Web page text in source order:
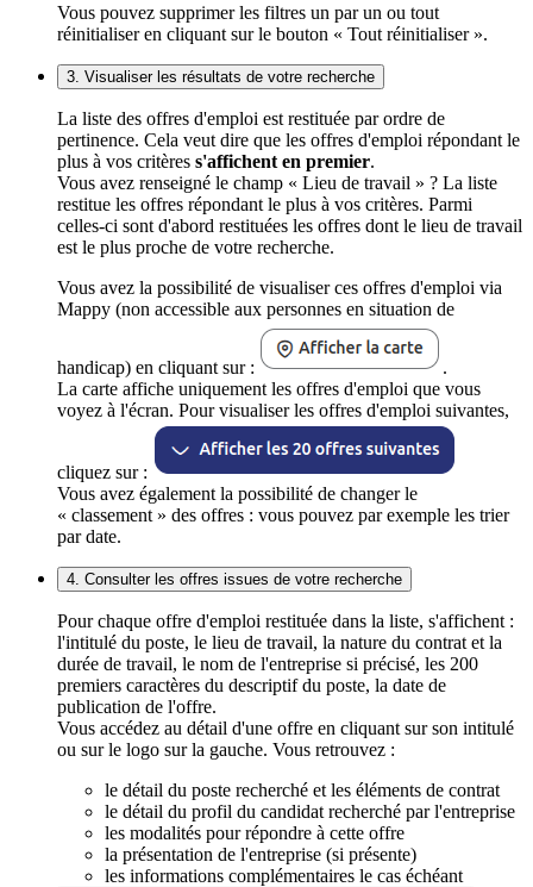
Vous pouvez supprimer les filtres un par un ou tout
réinitialiser en cliquant sur le bouton « Tout réinitialiser ».
3. Visualiser les résultats de votre recherche
La liste des offres d'emploi est restituée par ordre de
pertinence. Cela veut dire que les offres d'emploi répondant le
plus à vos critères s'affichent en premier.
Vous avez renseigné le champ « Lieu de travail » ? La liste
restitue les offres répondant le plus à vos critères. Parmi
celles-ci sont d'abord restituées les offres dont le lieu de travail
est le plus proche de votre recherche.
Vous avez la possibilité de visualiser ces offres d'emploi via
Mappy (non accessible aux personnes en situation de
handicap) en cliquant sur :
.
La carte affiche uniquement les offres d'emploi que vous
voyez à l'écran. Pour visualiser les offres d'emploi suivantes,
cliquez sur :
Vous avez également la possibilité de changer le
« classement » des offres : vous pouvez par exemple les trier
par date.
4. Consulter les offres issues de votre recherche
Pour chaque offre d'emploi restituée dans la liste, s'affichent :
l'intitulé du poste, le lieu de travail, la nature du contrat et la
durée de travail, le nom de l'entreprise si précisé, les 200
premiers caractères du descriptif du poste, la date de
publication de l'offre.
Vous accédez au détail d'une offre en cliquant sur son intitulé
ou sur le logo sur la gauche. Vous retrouvez :
le détail du poste recherché et les éléments de contrat
le détail du profil du candidat recherché par l'entreprise
les modalités pour répondre à cette offre
la présentation de l'entreprise (si présente)
les informations complémentaires le cas échéant